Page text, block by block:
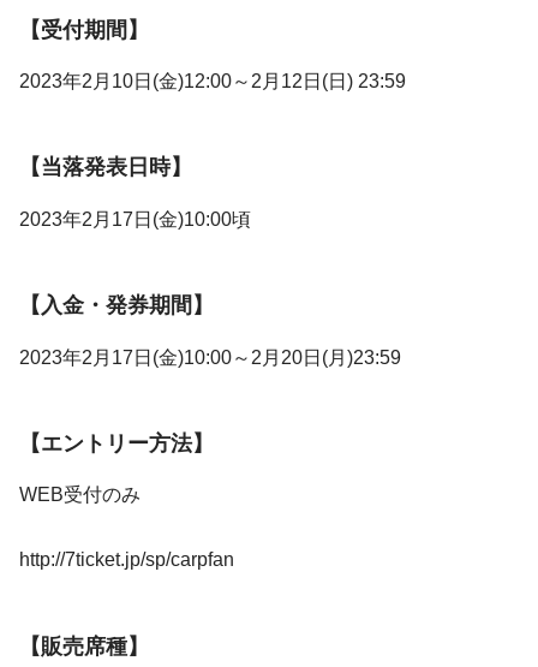
【受付期間】
2023年2月10日(金)12:00～2月12日(日) 23:59
【当落発表日時】
2023年2月17日(金)10:00頃
【入金・発券期間】
2023年2月17日(金)10:00～2月20日(月)23:59
【エントリー方法】
WEB受付のみ
http://7ticket.jp/sp/carpfan
【販売席種】